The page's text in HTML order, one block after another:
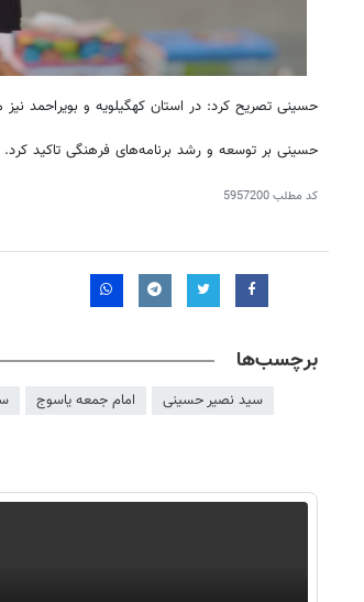
حسینی تصریح کرد: در استان کهگیلویه و بویراحمد
حسینی بر توسعه و رشد برنامه‌های فرهنگی تاکید کرد.
کد مطلب5957200
برچسب‌ها
سید نصیر حسینی امام جمعه یاسوج